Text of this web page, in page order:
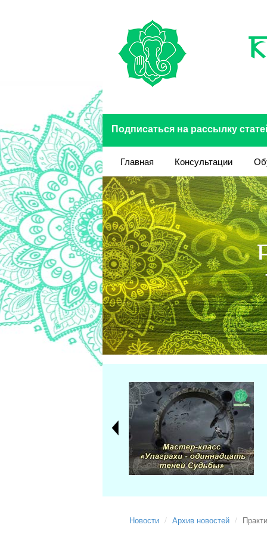
Подписаться на рассылку
Главная Консультации
Новости Архив новостей